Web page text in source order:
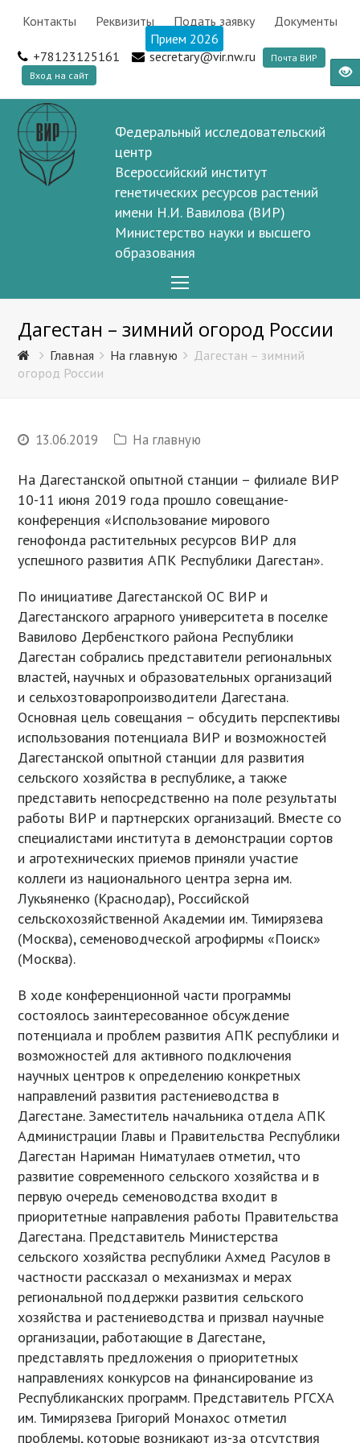
Контакты Реквизиты Подать заявку
Документы
Прием 2026
+78123125161
secretary@vir.nw.ru
Почта ВИР
Вход на сайт
Федеральный исследовательский
центр
Всероссийский институт
генетических ресурсов растений
имени Н.И. Вавилова (ВИР)
Министерство науки и высшего
образования
Menu
Дагестан – зимний огород России
Главная На главную
Дагестан – зимний
огород России
13.06.2019 На главную
На Дагестанской опытной станции – филиале ВИР
10-11 июня 2019 года прошло совещание-
конференция «Использование мирового
генофонда растительных ресурсов ВИР для
успешного развития АПК Республики Дагестан».
По инициативе Дагестанской ОС ВИР и
Дагестанского аграрного университета в поселке
Вавилово Дербенсткого района Республики
Дагестан собрались представители региональных
властей, научных и образовательных организаций
и сельхозтоваропроизводители Дагестана.
Основная цель совещания – обсудить перспективы
использования потенциала ВИР и возможностей
Дагестанской опытной станции для развития
сельского хозяйства в республике, а также
представить непосредственно на поле результаты
работы ВИР и партнерских организаций. Вместе со
специалистами института в демонстрации сортов
и агротехнических приемов приняли участие
коллеги из национального центра зерна им.
Лукьяненко (Краснодар), Российской
сельскохозяйственной Академии им. Тимирязева
(Москва), семеноводческой агрофирмы «Поиск»
(Москва).
В ходе конференционной части программы
состоялось заинтересованное обсуждение
потенциала и проблем развития АПК республики и
возможностей для активного подключения
научных центров к определению конкретных
направлений развития растениеводства в
Дагестане. Заместитель начальника отдела АПК
Администрации Главы и Правительства Республики
Дагестан Нариман Ниматулаев отметил, что
развитие современного сельского хозяйства и в
первую очередь семеноводства входит в
приоритетные направления работы Правительства
Дагестана. Представитель Министерства
сельского хозяйства республики Ахмед Расулов в
частности рассказал о механизмах и мерах
региональной поддержки развития сельского
хозяйства и растениеводства и призвал научные
организации, работающие в Дагестане,
представлять предложения о приоритетных
направлениях конкурсов на финансирование из
Республиканских программ. Представитель РГСХА
им. Тимирязева Григорий Монахос отметил
проблемы, которые возникают из-за отсутствия